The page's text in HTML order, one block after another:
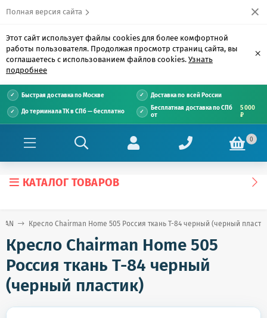
Полная версия сайта
Этот сайт использует файлы cookies для более комфортной
работы пользователя. Продолжая просмотр страниц сайта, вы
соглашаетесь с использованием файлов cookies. Узнать
подробнее
×
Быстрая доставка по Москве Доставка по всей России
До терминала ТК в СПб — бесплатно
Бесплатная доставка по СПб
от
5 000
₽
0
КАТАЛОГ ТОВАРОВ
Кресло Chairman Home 505 Россия ткань Т-84 черный (черный
Кресло Chairman Home 505
Россия ткань Т-84 черный
(черный пластик)